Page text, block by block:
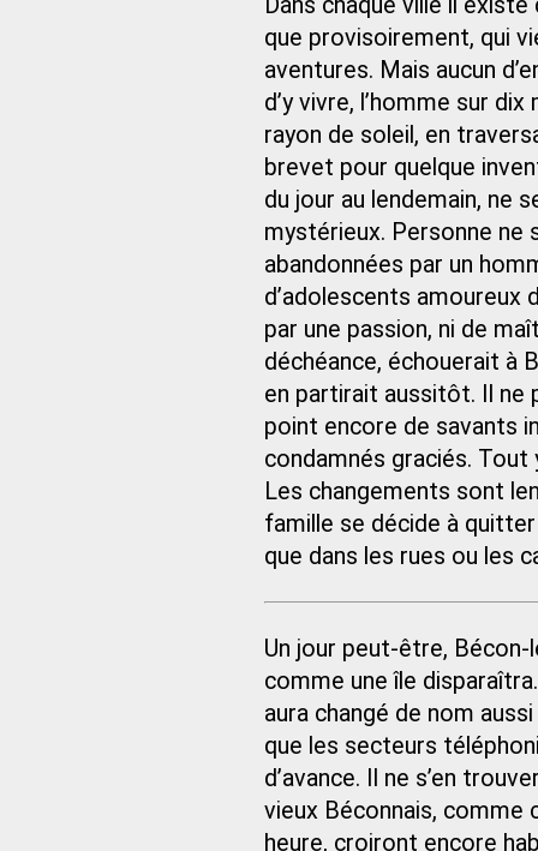
que provisoirement, qui
aventures. Mais aucun
d’y vivre, l’homme sur
rayon de soleil, en
brevet pour quelque
du jour au lendemain, ne
mystérieux. Personne ne
abandonnées par un
d’adolescents amoureux
par une passion, ni de
déchéance, échouerait à
en partirait aussitôt. Il ne
point encore de savants
condamnés graciés.
Les changements sont
famille se décide à
que dans les rues ou les
Un jour peut-être, Bécon-
comme une île
aura changé de nom
que les secteurs
d’avance. Il ne s’en
vieux Béconnais, comme
heure, croiront encore